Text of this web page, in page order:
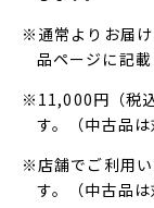
※通常よりお届
品ページに記
※11,000円（税
す。（中古品は
※店舗でご利用
す。（中古品は